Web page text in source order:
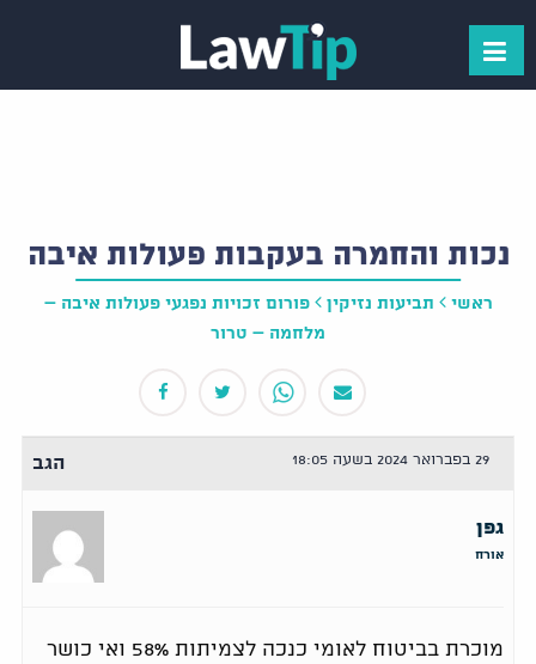
נכות והחמרה בעקבות פעולות איבה
ראשי תביעות נזיקין
פורום זכויות נפגעי פעולות איבה –
מלחמה – טרור
29 בפברואר 2024 בשעה 18:05 הגב
גפן
אורח
מוכרת בביטוח לאומי כנכה לצמיתות 58% ואי כושר